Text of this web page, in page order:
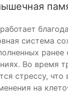
система
ранее
Во время
стрессу, что
на